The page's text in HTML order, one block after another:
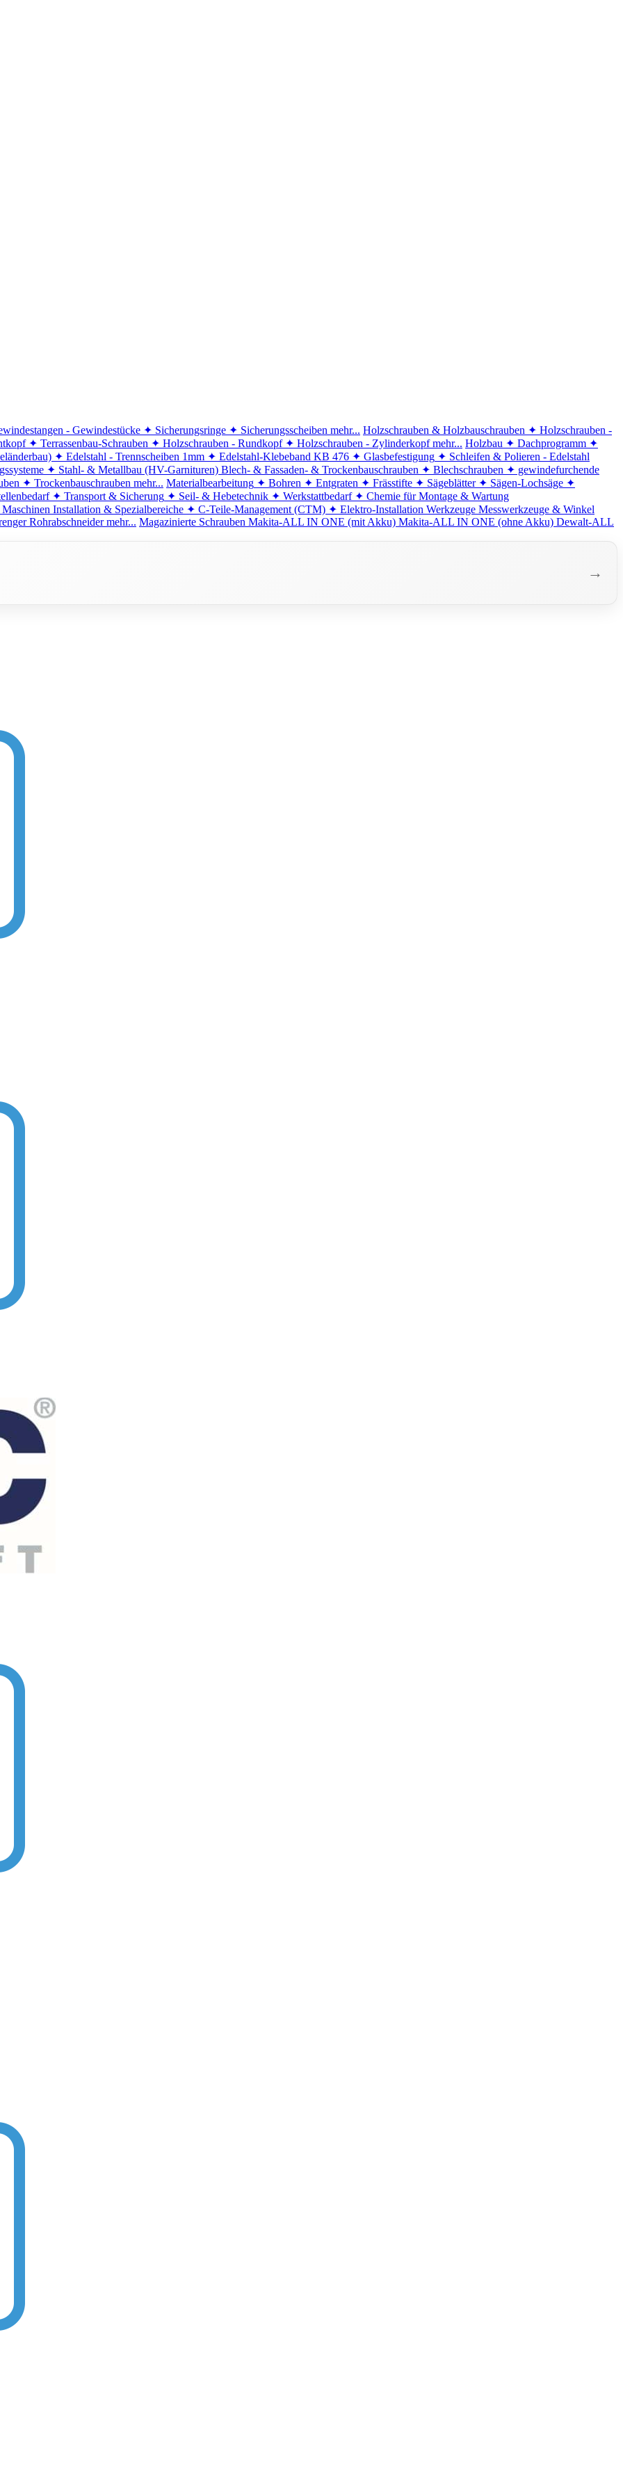
- Gewindestücke ✦ Sicherungsringe ✦ Sicherungsscheiben mehr... Holzschrauben & Holzbauschrauben ✦ Holzschrauben -
✦ Terrassenbau-Schrauben ✦ Holzschrauben - Rundkopf ✦ Holzschrauben - Zylinderkopf mehr... Holzbau ✦ Dachprogramm ✦
✦ Edelstahl - Trennscheiben 1mm ✦ Edelstahl-Klebeband KB 476 ✦ Glasbefestigung ✦ Schleifen & Polieren - Edelstahl
✦ Stahl- & Metallbau (HV-Garnituren) Blech- & Fassaden- & Trockenbauschrauben ✦ Blechschrauben ✦ gewindefurchende
✦ Trockenbauschrauben mehr... Materialbearbeitung ✦ Bohren ✦ Entgraten ✦ Frässtifte ✦ Sägeblätter ✦ Sägen-Lochsäge ✦
✦ Transport & Sicherung ✦ Seil- & Hebetechnik ✦ Werkstattbedarf ✦ Chemie für Montage & Wartung
Installation & Spezialbereiche ✦ C-Teile-Management (CTM) ✦ Elektro-Installation Werkzeuge Messwerkzeuge & Winkel
Rohrabschneider mehr... Magazinierte Schrauben Makita-ALL IN ONE (mit Akku) Makita-ALL IN ONE (ohne Akku) Dewalt-ALL
→